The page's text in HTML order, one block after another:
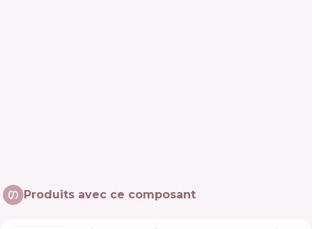
Produits avec ce composant